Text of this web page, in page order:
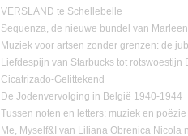
VERSLAND te Schellebelle
Sequenza, de nieuwe bundel van
Muziek voor artsen zonder grenzen: de
Liefdespijn van Starbucks tot rotswoestijn
Cicatrizado-Gelittekend
De Jodenvervolging in België 1940-1944
Tussen noten en letters: muziek en
Me, Myself&I van Liliana Obrenica Nicola